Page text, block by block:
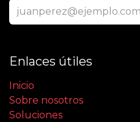
Enlaces útiles
Inicio
Sobre nosotros
Soluciones